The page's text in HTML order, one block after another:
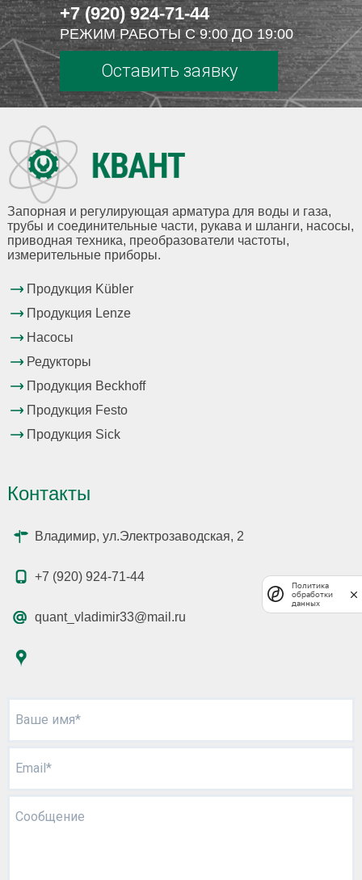
+7 (920) 924-71-44
РЕЖИМ РАБОТЫ С 9:00 ДО 19:00
Оставить заявку
Запорная и регулирующая арматура для воды и газа,
трубы и соединительные части, рукава и шланги, насосы,
приводная техника, преобразователи частоты,
измерительные приборы.
Продукция Kübler
Продукция Lenze
Насосы
Редукторы
Продукция Beckhoff
Продукция Festo
Продукция Sick
Контакты
Владимир, ул.Электрозаводская, 2
+7 (920) 924-71-44
quant_vladimir33@mail.ru
Ваше имя*
Email*
Сообщение
Политика
обработки
данных